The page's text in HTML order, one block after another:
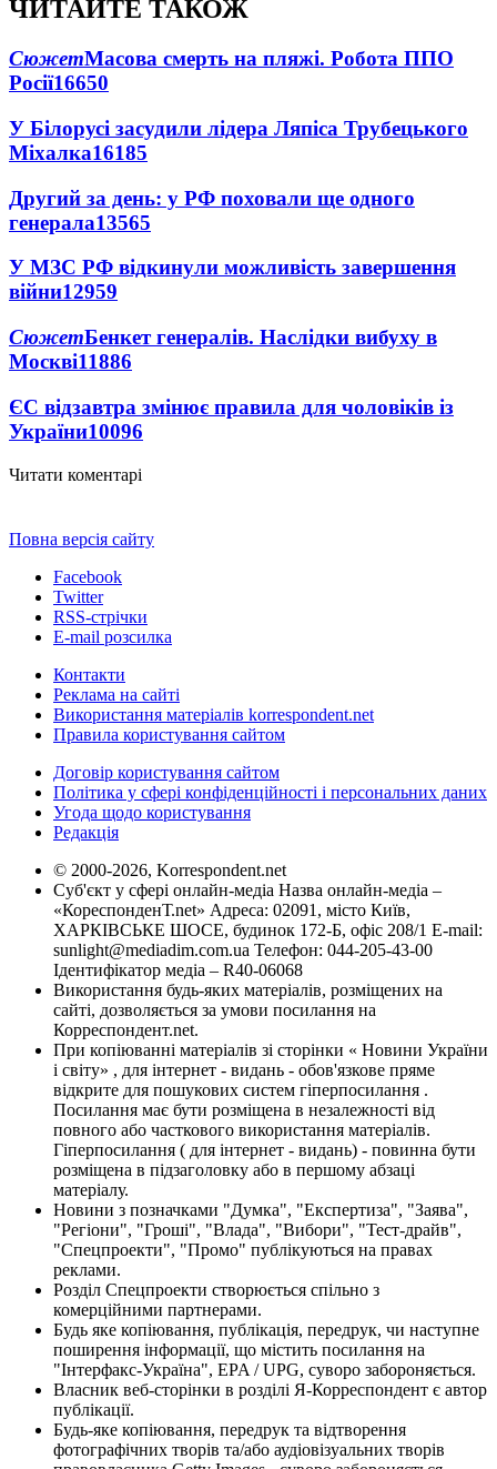
ЧИТАЙТЕ ТАКОЖ
СюжетМасова смерть на пляжі. Робота ППО
Росії16650
У Білорусі засудили лідера Ляпіса Трубецького
Міхалка16185
Другий за день: у РФ поховали ще одного
генерала13565
У МЗС РФ відкинули можливість завершення
війни12959
СюжетБенкет генералів. Наслідки вибуху в
Москві11886
ЄС відзавтра змінює правила для чоловіків із
України10096
Читати коментарі
Повна версія сайту
Facebook
Twitter
RSS-стрічки
E-mail розсилка
Контакти
Реклама на сайті
Використання матеріалів korrespondent.net
Правила користування сайтом
Договір користування сайтом
Політика у сфері конфіденційності і персональних даних
Угода щодо користування
Редакція
© 2000-2026, Korrespondent.net
Суб'єкт у сфері онлайн-медіа Назва онлайн-медіа –
«КореспонденТ.net» Адреса: 02091, місто Київ,
ХАРКІВСЬКЕ ШОСЕ, будинок 172-Б, офіс 208/1 E-mail:
sunlight@mediadim.com.ua Телефон: 044-205-43-00
Ідентифікатор медіа – R40-06068
Використання будь-яких матеріалів, розміщених на
сайті, дозволяється за умови посилання на
Корреспондент.net.
При копіюванні матеріалів зі сторінки « Новини України
і світу» , для інтернет - видань - обов'язкове пряме
відкрите для пошукових систем гіперпосилання .
Посилання має бути розміщена в незалежності від
повного або часткового використання матеріалів.
Гіперпосилання ( для інтернет - видань) - повинна бути
розміщена в підзаголовку або в першому абзаці
матеріалу.
Новини з позначками "Думка", "Експертиза", "Заява",
"Регіони", "Гроші", "Влада", "Вибори", "Тест-драйв",
"Спецпроекти", "Промо" публікуються на правах
реклами.
Розділ Спецпроекти створюється спільно з
комерційними партнерами.
Будь яке копіювання, публікація, передрук, чи наступне
поширення інформації, що містить посилання на
"Інтерфакс-Україна", EPA / UPG, суворо забороняється.
Власник веб-сторінки в розділі Я-Корреспондент є автор
публікації.
Будь-яке копіювання, передрук та відтворення
фотографічних творів та/або аудіовізуальних творів